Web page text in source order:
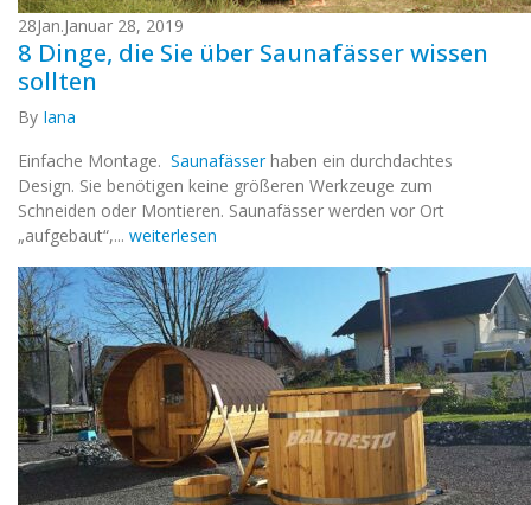
28Jan.Januar 28, 2019
8 Dinge, die Sie über Saunafässer wissen
sollten
By Iana
Einfache Montage. Saunafässerhaben ein durchdachtes
Design. Sie benötigen keine größeren Werkzeuge zum
Schneiden oder Montieren. Saunafässer werden vor Ort
„aufgebaut“,... weiterlesen